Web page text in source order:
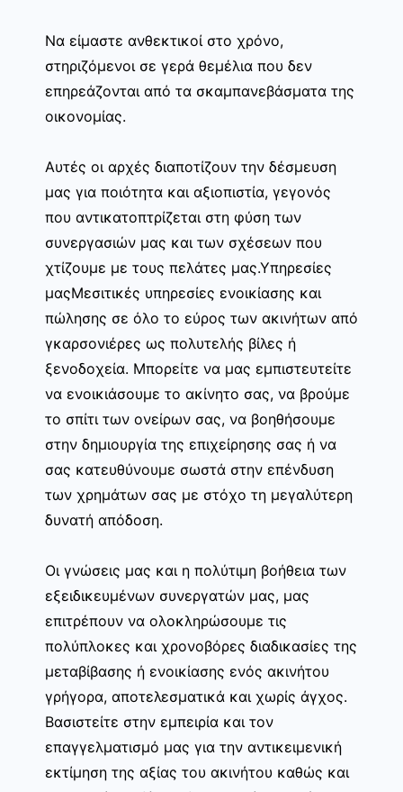
Να είμαστε ανθεκτικοί στο χρόνο,
στηριζόμενοι σε γερά θεμέλια που δεν
επηρεάζονται από τα σκαμπανεβάσματα της
οικονομίας.
Αυτές οι αρχές διαποτίζουν την δέσμευση
μας για ποιότητα και αξιοπιστία, γεγονός
που αντικατοπτρίζεται στη φύση των
συνεργασιών μας και των σχέσεων που
χτίζουμε με τους πελάτες μας.Υπηρεσίες
μαςΜεσιτικές υπηρεσίες ενοικίασης και
πώλησης σε όλο το εύρος των ακινήτων από
γκαρσονιέρες ως πολυτελής βίλες ή
ξενοδοχεία. Μπορείτε να μας εμπιστευτείτε
να ενοικιάσουμε το ακίνητο σας, να βρούμε
το σπίτι των ονείρων σας, να βοηθήσουμε
στην δημιουργία της επιχείρησης σας ή να
σας κατευθύνουμε σωστά στην επένδυση
των χρημάτων σας με στόχο τη μεγαλύτερη
δυνατή απόδοση.
Οι γνώσεις μας και η πολύτιμη βοήθεια των
εξειδικευμένων συνεργατών μας, μας
επιτρέπουν να ολοκληρώσουμε τις
πολύπλοκες και χρονοβόρες διαδικασίες της
μεταβίβασης ή ενοικίασης ενός ακινήτου
γρήγορα, αποτελεσματικά και χωρίς άγχος.
Βασιστείτε στην εμπειρία και τον
επαγγελματισμό μας για την αντικειμενική
εκτίμηση της αξίας του ακινήτου καθώς και